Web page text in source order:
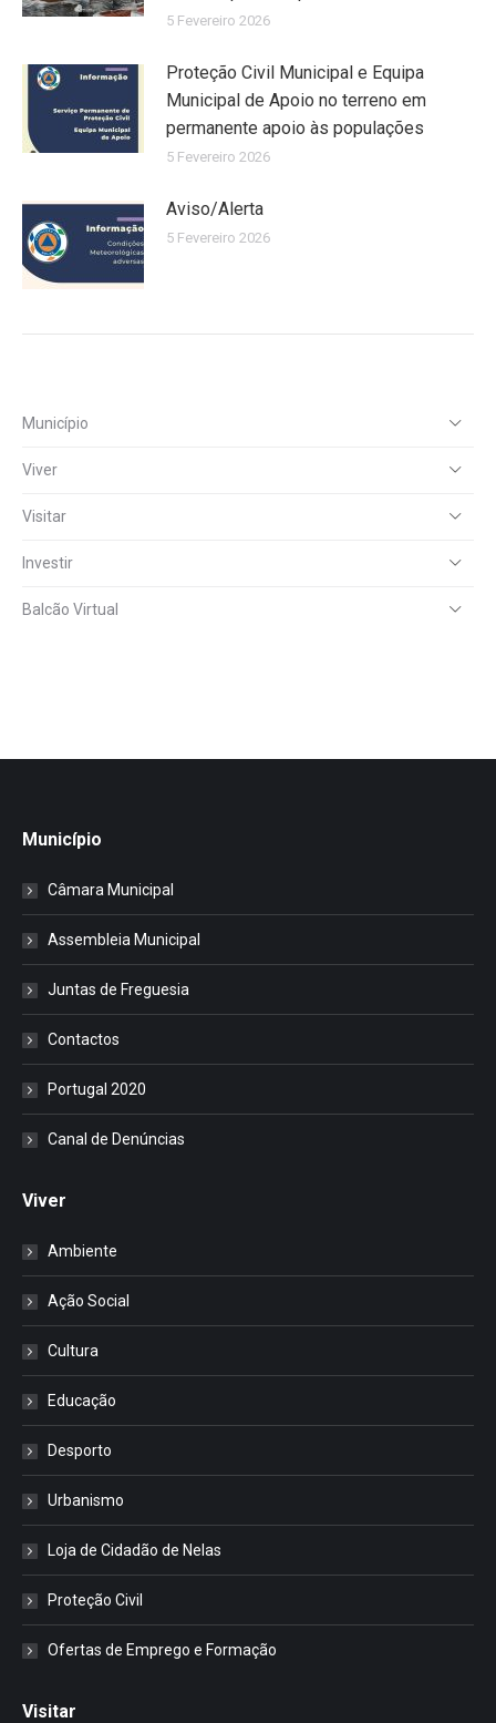
5 Fevereiro 2026
Proteção Civil Municipal e Equipa
Municipal de Apoio no terreno em
permanente apoio às populações
5 Fevereiro 2026
Aviso/Alerta
5 Fevereiro 2026
Município
Viver
Visitar
Investir
Balcão Virtual
Município
Câmara Municipal
Assembleia Municipal
Juntas de Freguesia
Contactos
Portugal 2020
Canal de Denúncias
Viver
Ambiente
Ação Social
Cultura
Educação
Desporto
Urbanismo
Loja de Cidadão de Nelas
Proteção Civil
Ofertas de Emprego e Formação
Visitar